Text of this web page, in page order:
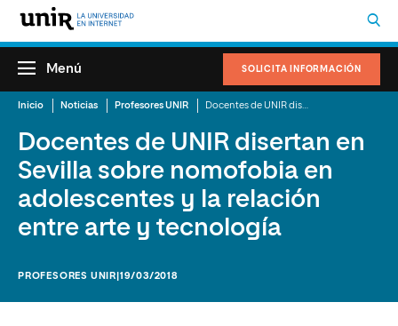
SOLICITA INFORMACIÓN
Menú
Inicio Noticias Profesores UNIR
Docentes de UNIR disertan en
Sevilla sobre nomofobia en
adolescentes y la relación
entre arte y tecnología
PROFESORES UNIR |19/03/2018